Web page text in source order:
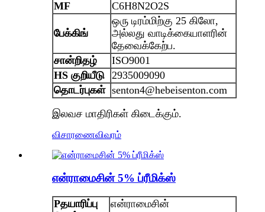
MF
C6H8N2O2S
பேக்கிங்
ஒரு டிரம்மிற்கு 25 கிலோ,
அல்லது வாடிக்கையாளரின்
தேவைக்கேற்ப.
சான்றிதழ்
ISO9001
HS குறியீடு 2935009090
தொடர்புகள் senton4@hebeisenton.com
இலவச மாதிரிகள் கிடைக்கும்.
விசாரணைவிவரம்
என்ராமைசின் 5% ப்ரீமிக்ஸ்
Pதயாரிப்பு
என்ராமைசின்